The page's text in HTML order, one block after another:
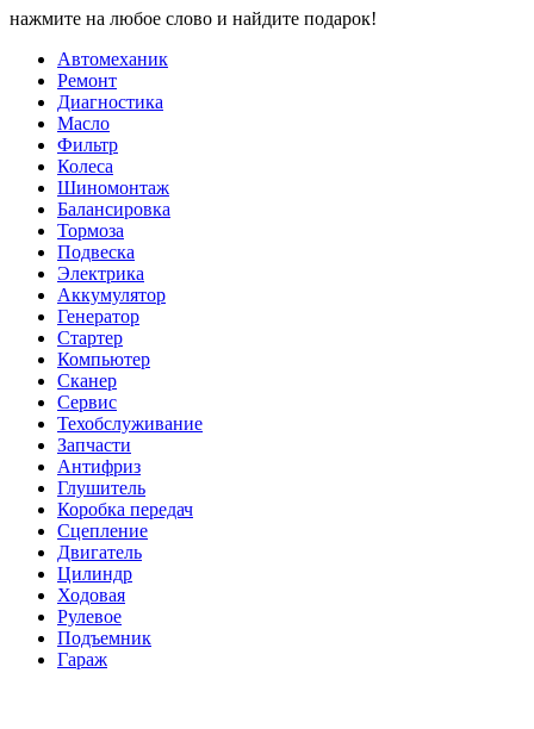
нажмите на любое слово и найдите подарок!
Автомеханик
Ремонт
Диагностика
Масло
Фильтр
Колеса
Шиномонтаж
Балансировка
Тормоза
Подвеска
Электрика
Аккумулятор
Генератор
Стартер
Компьютер
Сканер
Сервис
Техобслуживание
Запчасти
Антифриз
Глушитель
Коробка передач
Сцепление
Двигатель
Цилиндр
Ходовая
Рулевое
Подъемник
Гараж